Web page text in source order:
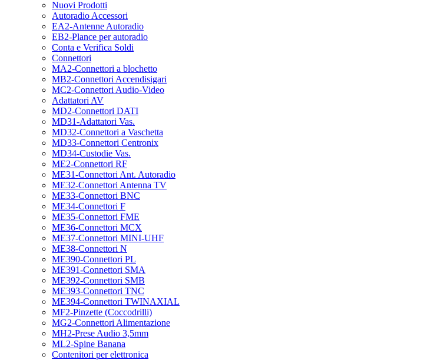
Nuovi Prodotti
Autoradio Accessori
EA2-Antenne Autoradio
EB2-Plance per autoradio
Conta e Verifica Soldi
Connettori
MA2-Connettori a blochetto
MB2-Connettori Accendisigari
MC2-Connettori Audio-Video
Adattatori AV
MD2-Connettori DATI
MD31-Adattatori Vas.
MD32-Connettori a Vaschetta
MD33-Connettori Centronix
MD34-Custodie Vas.
ME2-Connettori RF
ME31-Connettori Ant. Autoradio
ME32-Connettori Antenna TV
ME33-Connettori BNC
ME34-Connettori F
ME35-Connettori FME
ME36-Connettori MCX
ME37-Connettori MINI-UHF
ME38-Connettori N
ME390-Connettori PL
ME391-Connettori SMA
ME392-Connettori SMB
ME393-Connettori TNC
ME394-Connettori TWINAXIAL
MF2-Pinzette (Coccodrilli)
MG2-Connettori Alimentazione
MH2-Prese Audio 3,5mm
ML2-Spine Banana
Contenitori per elettronica